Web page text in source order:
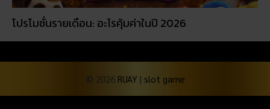
โปรโมชั่นรายเดือน: อะไรคุ้มค่าในปี 2026
© 2026 RUAY | slot game